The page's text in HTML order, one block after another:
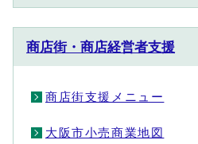
商店街・商店経営者支援
商店街支援メニュー
大阪市小売商業地図